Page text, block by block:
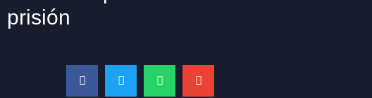
prisión